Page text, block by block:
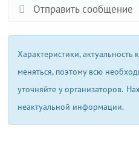
Отправить сообщение
Характеристики, актуальность
меняться, поэтому всю
уточняйте у организаторов.
неактуальной информации.